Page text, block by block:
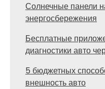
Солнечные панели
энергосбережения
Бесплатные
диагностики авто
5 бюджетных
внешность авто